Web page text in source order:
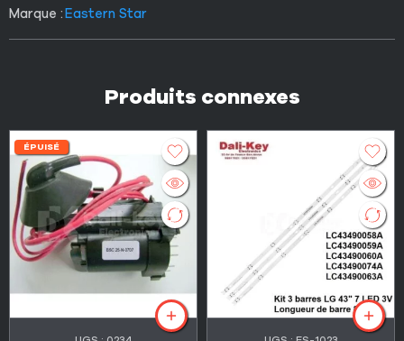
Marque :Eastern Star
Produits connexes
ÉPUISÉ